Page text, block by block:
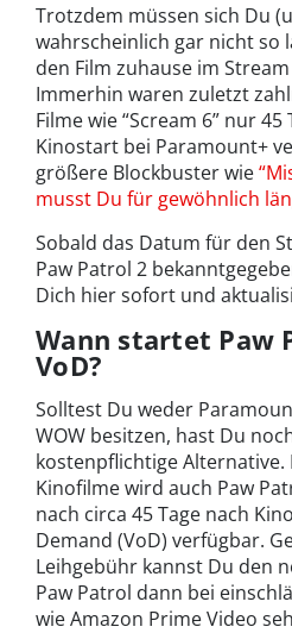
Trotzdem müssen sich Du
wahrscheinlich gar nicht so
den Film zuhause im
Immerhin waren zuletzt
Filme wie “Scream 6” nur
Kinostart bei Paramount+
größere Blockbuster wie
musst Du für gewöhnlich
Sobald das Datum für den
Paw Patrol 2
Dich hier sofort und
Wann startet Paw
VoD?
Solltest Du weder
WOW besitzen, hast Du
kostenpflichtige Alternative.
Kinofilme wird auch Paw
nach circa 45 Tage nach
Demand (VoD) verfügbar.
Leihgebühr kannst Du den
Paw Patrol dann bei
wie Amazon Prime Video